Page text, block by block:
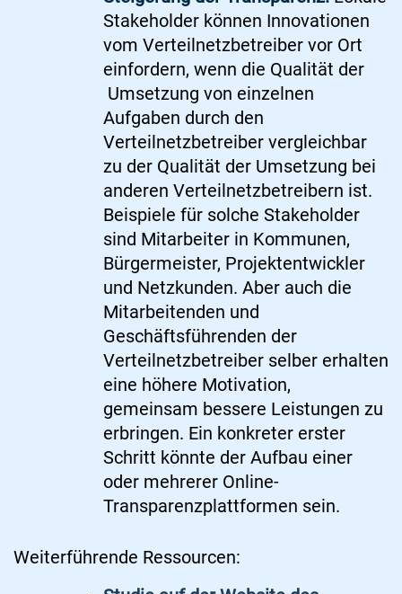
Stakeholder können Innovationen
vom Verteilnetzbetreiber vor Ort
einfordern, wenn die Qualität der
Umsetzung von einzelnen
Aufgaben durch den
Verteilnetzbetreiber vergleichbar
zu der Qualität der Umsetzung bei
anderen Verteilnetzbetreibern ist.
Beispiele für solche Stakeholder
sind Mitarbeiter in Kommunen,
Bürgermeister, Projektentwickler
und Netzkunden. Aber auch die
Mitarbeitenden und
Geschäftsführenden der
Verteilnetzbetreiber selber erhalten
eine höhere Motivation,
gemeinsam bessere Leistungen zu
erbringen. Ein konkreter erster
Schritt könnte der Aufbau einer
oder mehrerer Online-
Transparenzplattformen sein.
Weiterführende Ressourcen: